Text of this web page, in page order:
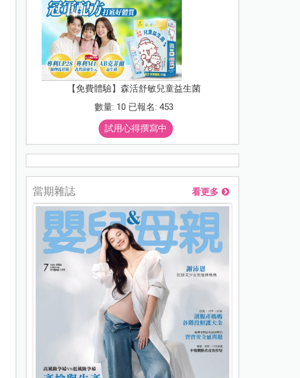
【免費體驗】森活舒敏兒童益生菌
數量: 10 已報名: 453
試用心得撰寫中
當期雜誌 看更多